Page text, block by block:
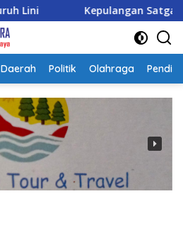
Kepulangan Satgas Kizi TNI
Daerah Politik Olahraga